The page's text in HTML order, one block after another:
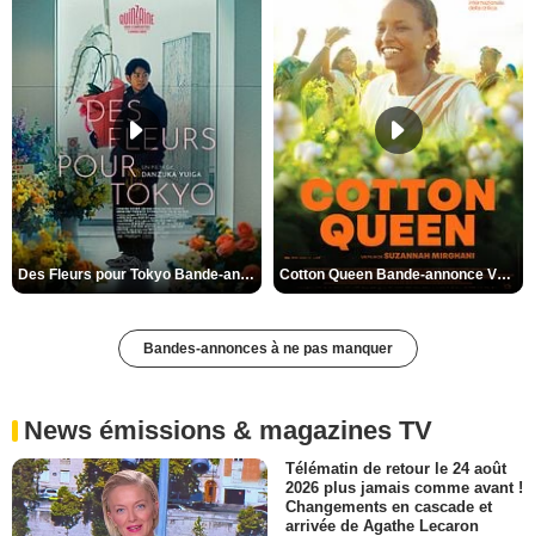
Des Fleurs pour Tokyo Bande-annonce VO STFR Cotton Queen Bande-annonce VO STFR
Bandes-annonces à ne pas manquer
News émissions & magazines TV
Télématin de retour le 24 août
2026 plus jamais comme avant !
Changements en cascade et
arrivée de Agathe Lecaron